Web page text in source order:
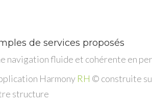
de services proposés
navigation fluide et cohérente en
Harmony RH © construite
structure